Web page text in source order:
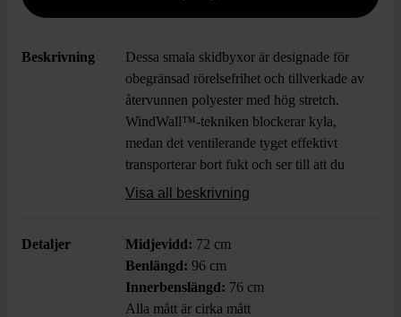
Beskrivning
Dessa smala skidbyxor är designade för
obegränsad rörelsefrihet och tillverkade av
återvunnen polyester med hög stretch.
WindWall™-tekniken blockerar kyla,
medan det ventilerande tyget effektivt
transporterar bort fukt och ser till att du
håller dig sval och torr. Den formade
även de mest skrymmande skidpjäxorna.
En slitstark, vattenavvisande finish ger
skydd mot lätt fukt.
Visa all beskrivning
Detaljer Midjevidd: 72 cm
Benlängd: 96 cm
Innerbenslängd: 76 cm
Alla mått är cirka mått